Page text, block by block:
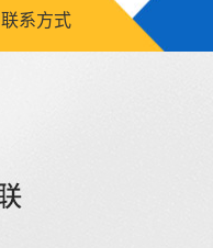
联系方式